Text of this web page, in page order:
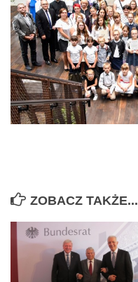
ZOBACZ TAKŻE...